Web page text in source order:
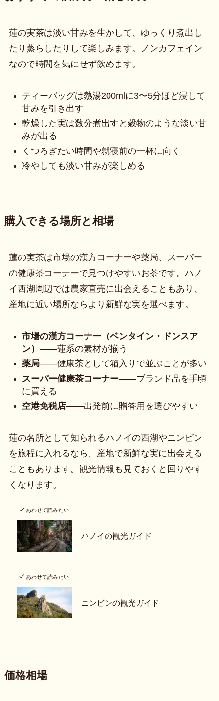
蓮の実茶は淡い甘みを生かして、ゆっくり煮出し
たり蒸らしたりして楽しみます。ノンカフェイン
なので時間を気にせず飲めます。
ティーバッグは熱湯200mlに3〜5分ほど浸して
甘みを引き出す
乾燥した実は数分煮出すと穀物のような淡い甘
みが出る
くつろぎたい時間や就寝前の一杯に向く
冷やしても淡い甘みが楽しめる
購入できる場所と相場
蓮の実茶は市場の漢方コーナーや薬局、スーパー
の健康茶コーナーで見つけやすいお茶です。ハノ
イ西湖周辺では農家直売に出会えることもあり、
産地に近い場所ならより新鮮な実を選べます。
市場の漢方コーナー（ベンタイン・ドンスア
ン） ——蓮系の素材が揃う
薬局——健康茶として箱入りで並ぶことが多い
スーパー健康茶コーナー——ブランド品を手頃
に買える
空港免税店——出発前に贈答用を選びやすい
蓮の名所として知られるハノイの西湖やニンビン
を旅程に入れるなら、産地で新鮮な実に出会える
こともあります。観光情報も見ておくと回りやす
くなります。
あわせて読みたい
ハノイの観光ガイド
あわせて読みたい
ニンビンの観光ガイド
価格相場